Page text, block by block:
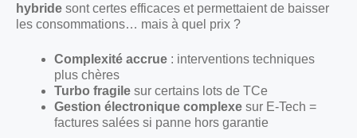
hybride sont certes efficaces et permettaient de baisser
les consommations… mais à quel prix ?
Complexité accrue : interventions techniques
plus chères
Turbo fragile sur certains lots de TCe
Gestion électronique complexe sur E-Tech =
factures salées si panne hors garantie